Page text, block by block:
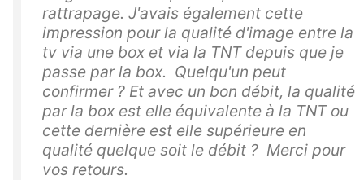
rattrapage. J'avais également cette
impression pour la qualité d'image entre la
tv via une box et via la TNT depuis que je
passe par la box. Quelqu'un peut
confirmer ? Et avec un bon débit, la qualité
par la box est elle équivalente à la TNT ou
cette dernière est elle supérieure en
qualité quelque soit le débit ? Merci pour
vos retours.